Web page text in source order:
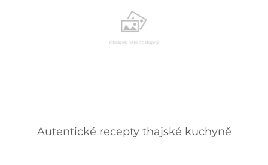
Autentické recepty thajské kuchyně